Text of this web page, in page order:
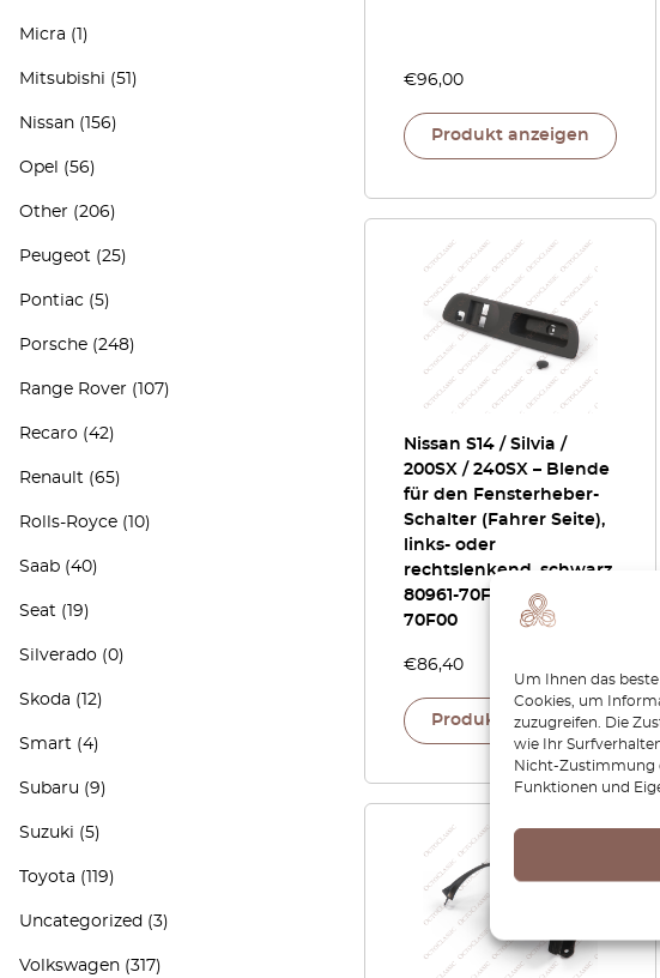
Um Ihnen das
Cookies, um
zuzugreifen. Die
wie Ihr
Nicht-Zustimmung
Funktionen und
Micra (1)
Mitsubishi (51)
Nissan (156)
Opel (56)
Other (206)
Peugeot (25)
Pontiac (5)
Porsche (248)
Range Rover (107)
Recaro (42)
Renault (65)
Rolls-Royce (10)
Saab (40)
Seat (19)
Silverado (0)
Skoda (12)
Smart (4)
Subaru (9)
Suzuki (5)
Toyota (119)
Uncategorized (3)
Volkswagen (317)
€96,00
Produkt anzeigen
Nissan S14 / Silvia /
200SX / 240SX – Blende
für den Fensterheber-
Schalter (Fahrer Seite),
links- oder
rechtslenkend, schwarz,
80961-70F00 / 80960-
70F00
€86,40
Produkt anzeigen